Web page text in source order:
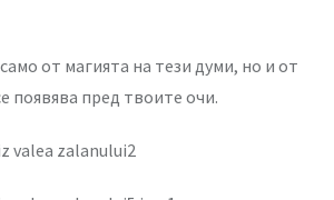
от магията на тези думи, но и от
появява пред твоите очи.